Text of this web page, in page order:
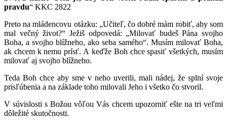
pravdu“ KKC 2822
Preto na mládencovu otázku: „Učiteľ, čo dobré mám robiť, aby som
mal večný život?“ Ježiš odpovedá: „Milovať budeš Pána svojho
Boha, a svojho blížneho, ako seba samého“. Musím milovať Boha,
ak chcem k nemu prísť. A keďže Boh chce spasiť všetkých, musím
milovať aj svojho blížneho.
Teda Boh chce aby sme v neho uverili, mali nádej, že splní svoje
prisľúbenia a na základe toho milovali Jeho i všetko čo stvoril.
V súvislosti s Božou vôľou Vás chcem upozorniť ešte na tri veľmi
dôležité skutočnosti.